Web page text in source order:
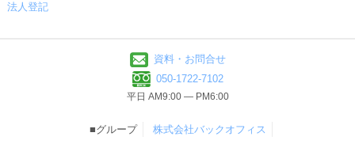
法人登記
資料・お問合せ
050-1722-7102
平日 AM9:00 ― PM6:00
■グループ 株式会社バックオフィス